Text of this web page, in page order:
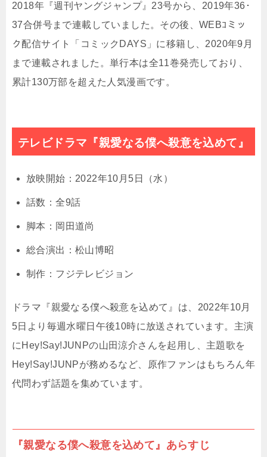
2018年『週刊ヤングジャンプ』23号から、2019年36･
37合併号まで連載していました。その後、WEBｺミッ
ク配信サイト「コミックDAYS」に移籍し、2020年9月
まで連載されました。単行本は全11巻発売しており、
累計130万部を超えた人気漫画です。
テレビドラマ『親愛なる僕へ殺意を込めて』
放映開始：2022年10月5日（水）
話数：全9話
脚本：岡田道尚
総合演出：松山博昭
制作：フジテレビジョン
ドラマ『親愛なる僕へ殺意を込めて』は、2022年10月
5日より毎週水曜日午後10時に放送されています。主演
にHey!Say!JUNPの山田涼介さんを起用し、主題歌を
Hey!Say!JUNPが務めるなど、原作ファンはもちろん年
代問わず話題を集めています。
『親愛なる僕へ殺意を込めて』あらすじ